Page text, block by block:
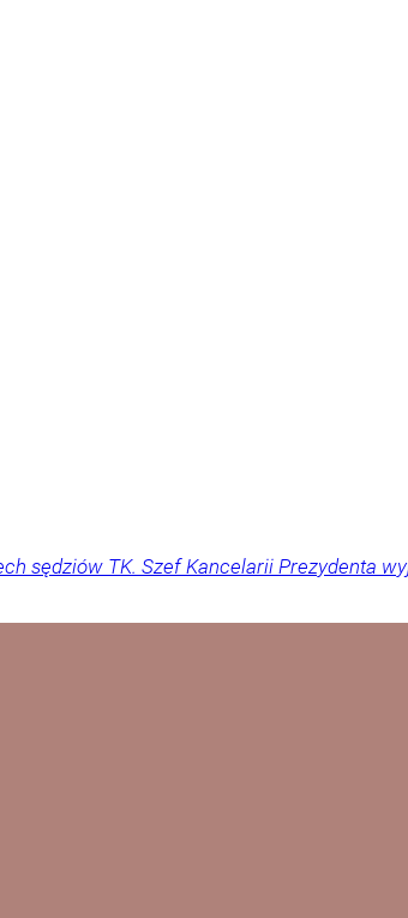
sędziów TK. Szef Kancelarii Prezydenta